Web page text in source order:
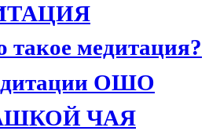
такое медитация?
ОШО
ЧАЯ